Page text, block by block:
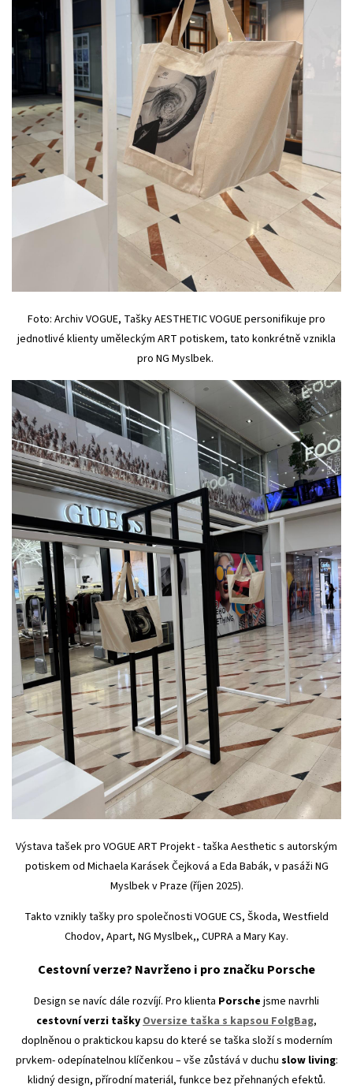
Foto: Archiv VOGUE, Tašky AESTHETIC VOGUE personifikuje pro
jednotlivé klienty uměleckým ART potiskem, tato konkrétně vznikla
pro NG Myslbek.
Výstava tašek pro VOGUE ART Projekt - taška Aesthetic s autorským
potiskem od Michaela Karásek Čejková a Eda Babák, v pasáži NG
Myslbek v Praze (říjen 2025).
Takto vznikly tašky pro společnosti VOGUE CS, Škoda, Westfield
Chodov, Apart, NG Myslbek,, CUPRA a Mary Kay.
Cestovní verze? Navrženo i pro značku Porsche
Design se navíc dále rozvíjí. Pro klienta Porsche jsme navrhli
cestovní verzi tašky Oversize taška s kapsou FolgBag,
doplněnou o praktickou kapsu do které se taška složí s moderním
prvkem- odepínatelnou klíčenkou –⁠ vše zůstává v duchu slow living:
klidný design, přírodní materiál, funkce bez přehnaných efektů.